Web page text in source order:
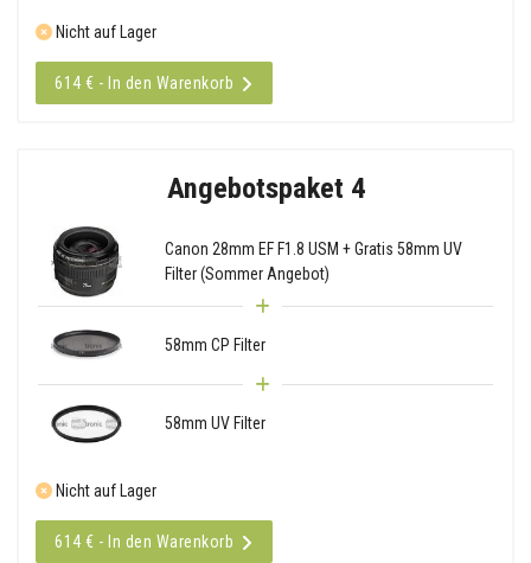
Nicht auf Lager
614 € - In den Warenkorb
Angebotspaket 4
Canon 28mm EF F1.8 USM + Gratis 58mm UV
Filter (Sommer Angebot)
58mm CP Filter
58mm UV Filter
Nicht auf Lager
614 € - In den Warenkorb